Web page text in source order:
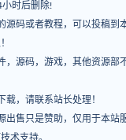
时后删除!
源码或者教程，可以投稿到
，源码，游戏，其他资源部
载，请联系站长处理！
出售只是赞助，仅用于本站
术支持。